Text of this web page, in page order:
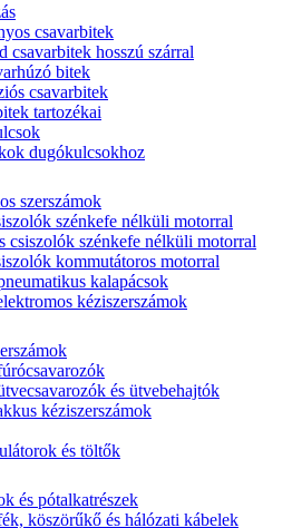
csavarbitek
csavarbitek hosszú szárral
bitek
csavarbitek
tartozékai
dugókulcsokhoz
szerszámok
szénkefe nélküli motorral
csiszolók szénkefe nélküli motorral
kommutátoros motorral
kalapácsok
kéziszerszámok
és ütvebehajtók
kéziszerszámok
és töltők
és pótalkatrészek
köszörűkő és hálózati kábelek